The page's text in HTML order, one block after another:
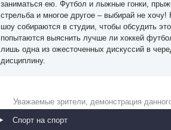
заниматься ею. Футбол и лыжные гонки,
стрельба и многое другое – выбирай не
шоу собираются в студии, чтобы обсудить
попытаются выяснить лучше ли хоккей
лишь одна из ожесточенных дискуссий в
дисциплину.
Уважаемые зрители, демонстрация
Спорт на спорт